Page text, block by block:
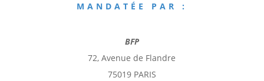
MANDATÉE PAR :
BFP
72, Avenue de Flandre
75019 PARIS